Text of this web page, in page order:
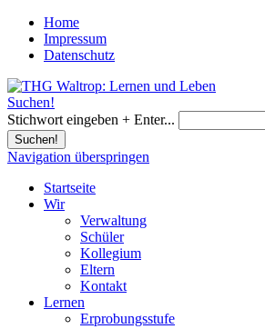
Home
Impressum
Datenschutz
Suchen!
Stichwort eingeben + Enter...
Suchen!
Navigation überspringen
Startseite
Wir
Verwaltung
Schüler
Kollegium
Eltern
Kontakt
Lernen
Erprobungsstufe